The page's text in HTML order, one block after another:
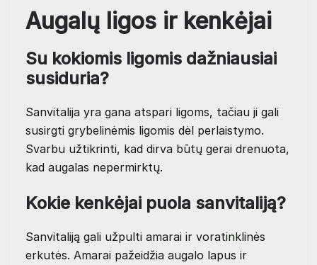
Augalų ligos ir kenkėjai
Su kokiomis ligomis dažniausiai
susiduria?
Sanvitalija yra gana atspari ligoms, tačiau ji gali
susirgti grybelinėmis ligomis dėl perlaistymo.
Svarbu užtikrinti, kad dirva būtų gerai drenuota,
kad augalas nepermirktų.
Kokie kenkėjai puola sanvitaliją?
Sanvitaliją gali užpulti amarai ir voratinklinės
erkutės. Amarai pažeidžia augalo lapus ir